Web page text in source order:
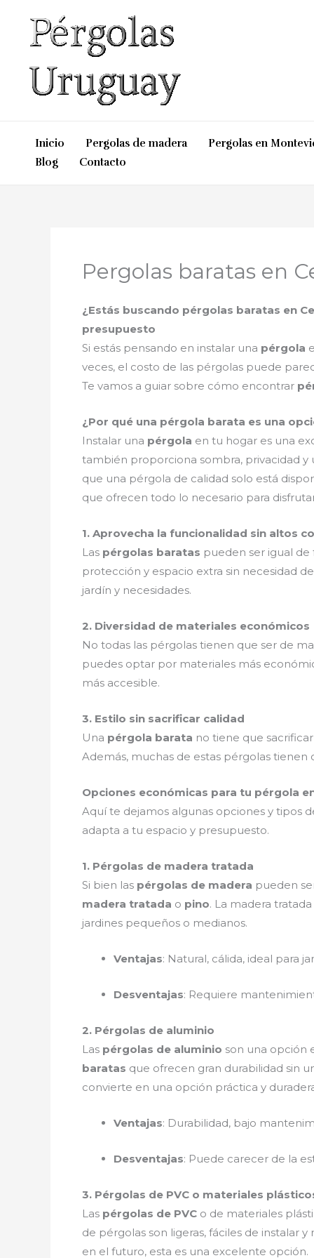
contenido
Inicio Pergolas de madera
Pergolas en
Blog
Contacto
Pergolas baratas en
¿Estás buscando pérgolas baratas en
presupuesto
Si estás pensando en instalar una pérgola
veces, el costo de las pérgolas puede
Te vamos a guiar sobre cómo encontrar
¿Por qué una pérgola barata es una
Instalar una pérgola en tu hogar es una
también proporciona sombra, privacidad y
que una pérgola de calidad solo está
que ofrecen todo lo necesario para
1. Aprovecha la funcionalidad sin altos
Las pérgolas baratas pueden ser igual de
protección y espacio extra sin necesidad
jardín y necesidades.
2. Diversidad de materiales económicos
No todas las pérgolas tienen que ser de
puedes optar por materiales más
más accesible.
3. Estilo sin sacrificar calidad
Una pérgola barata no tiene que
Además, muchas de estas pérgolas
Opciones económicas para tu pérgola
Aquí te dejamos algunas opciones y tipos
adapta a tu espacio y presupuesto.
1. Pérgolas de madera tratada
Si bien las pérgolas de madera pueden
madera tratada o pino. La madera
jardines pequeños o medianos.
Ventajas: Natural, cálida, ideal para
Desventajas: Requiere
2. Pérgolas de aluminio
Las pérgolas de aluminio son una opción
baratas que ofrecen gran durabilidad sin
convierte en una opción práctica y
Ventajas: Durabilidad, bajo
Desventajas: Puede carecer de la
3. Pérgolas de PVC o materiales
Las pérgolas de PVC o de materiales
de pérgolas son ligeras, fáciles de instalar
en el futuro, esta es una excelente opción.